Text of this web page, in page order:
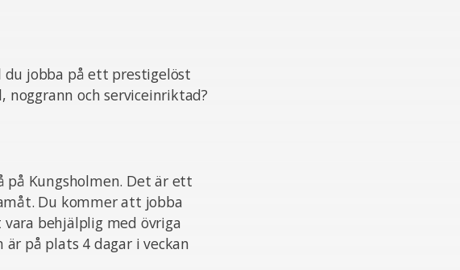
du jobba på ett prestigelöst
noggrann och serviceinriktad?
på Kungsholmen. Det är ett
Du kommer att jobba
behjälplig med övriga
på plats 4 dagar i veckan